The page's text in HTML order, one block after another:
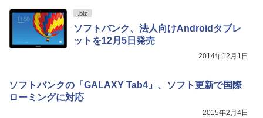
.biz
ソフトバンク、法人向けAndroidタブレ
ットを12月5日発売
2014年12月1日
ソフトバンクの「GALAXY Tab4」、ソフト更新で国際
ローミングに対応
2015年2月4日